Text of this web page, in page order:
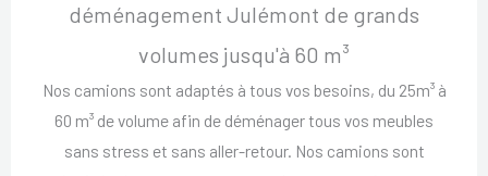
déménagement Julémont de grands
volumes jusqu'à 60 m³
Nos camions sont adaptés à tous vos besoins, du 25m³ à
60 m³ de volume afin de déménager tous vos meubles
sans stress et sans aller-retour. Nos camions sont